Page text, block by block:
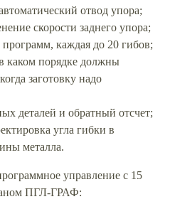
отвод упора;
скорости заднего упора;
каждая до 20 гибов;
каком порядке должны
заготовку надо
деталей и обратный отсчет;
угла гибки в
металла.
управление с 15
ПГЛ-ГРАФ: